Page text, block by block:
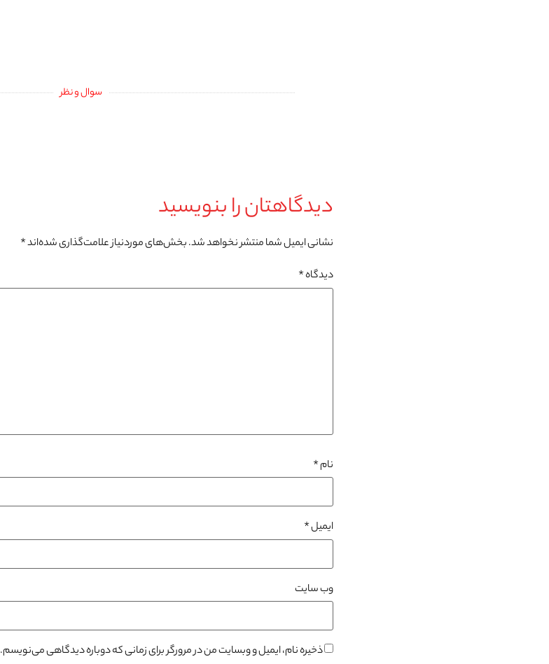
سوال و نظر
دیدگاهتان را بنویسید
نشانی ایمیل شما منتشر نخواهد شد.بخش‌های موردنیاز علامت‌گذاری شده‌اند*
دیدگاه*
نام*
ایمیل*
وب‌ سایت
ذخیره نام، ایمیل و وبسایت من در مرورگر برای زمانی که دوباره دیدگاهی می‌نویسم.